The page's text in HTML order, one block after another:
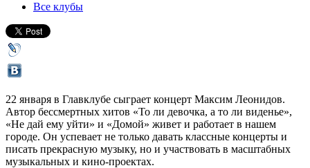
Все клубы
22 января в Главклубе сыграет концерт Максим Леонидов.
Автор бессмертных хитов «То ли девочка, а то ли виденье»,
«Не дай ему уйти» и «Домой» живет и работает в нашем
городе. Он успевает не только давать классные концерты и
писать прекрасную музыку, но и участвовать в масштабных
музыкальных и кино-проектах.